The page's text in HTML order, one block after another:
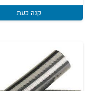
קנה כעת